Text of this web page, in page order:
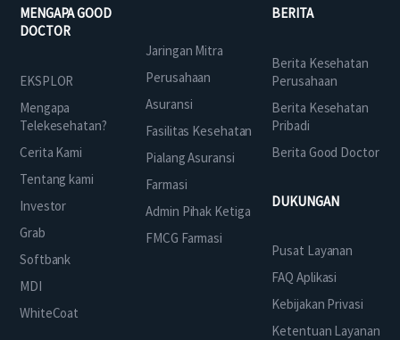
MENGAPA GOOD
DOCTOR
EKSPLOR
Mengapa
Telekesehatan?
Cerita Kami
Tentang kami
Investor
Grab
Softbank
MDI
WhiteCoat
Jaringan Mitra
Perusahaan
Asuransi
Fasilitas Kesehatan
Pialang Asuransi
Farmasi
Admin Pihak Ketiga
FMCG Farmasi
BERITA
Berita Kesehatan
Perusahaan
Berita Kesehatan
Pribadi
Berita Good Doctor
DUKUNGAN
Pusat Layanan
FAQ Aplikasi
Kebijakan Privasi
Ketentuan Layanan